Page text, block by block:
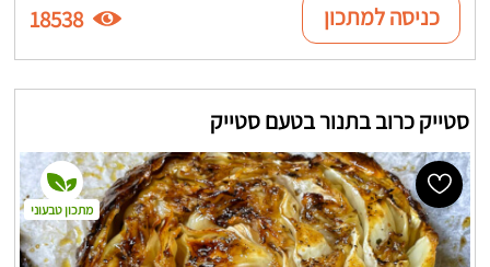
כניסה למתכון 18538
סטייק כרוב בתנור בטעם סטייק
מתכון טבעוני